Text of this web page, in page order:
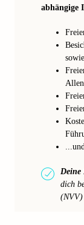
abhängige
Deine
dich
(NVV)